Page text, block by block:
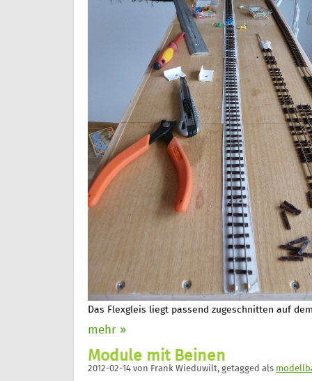
Das Flexgleis liegt passend zugeschnitten auf
mehr »
Module mit Beinen
2012-02-14 von Frank Wieduwilt, getagged als